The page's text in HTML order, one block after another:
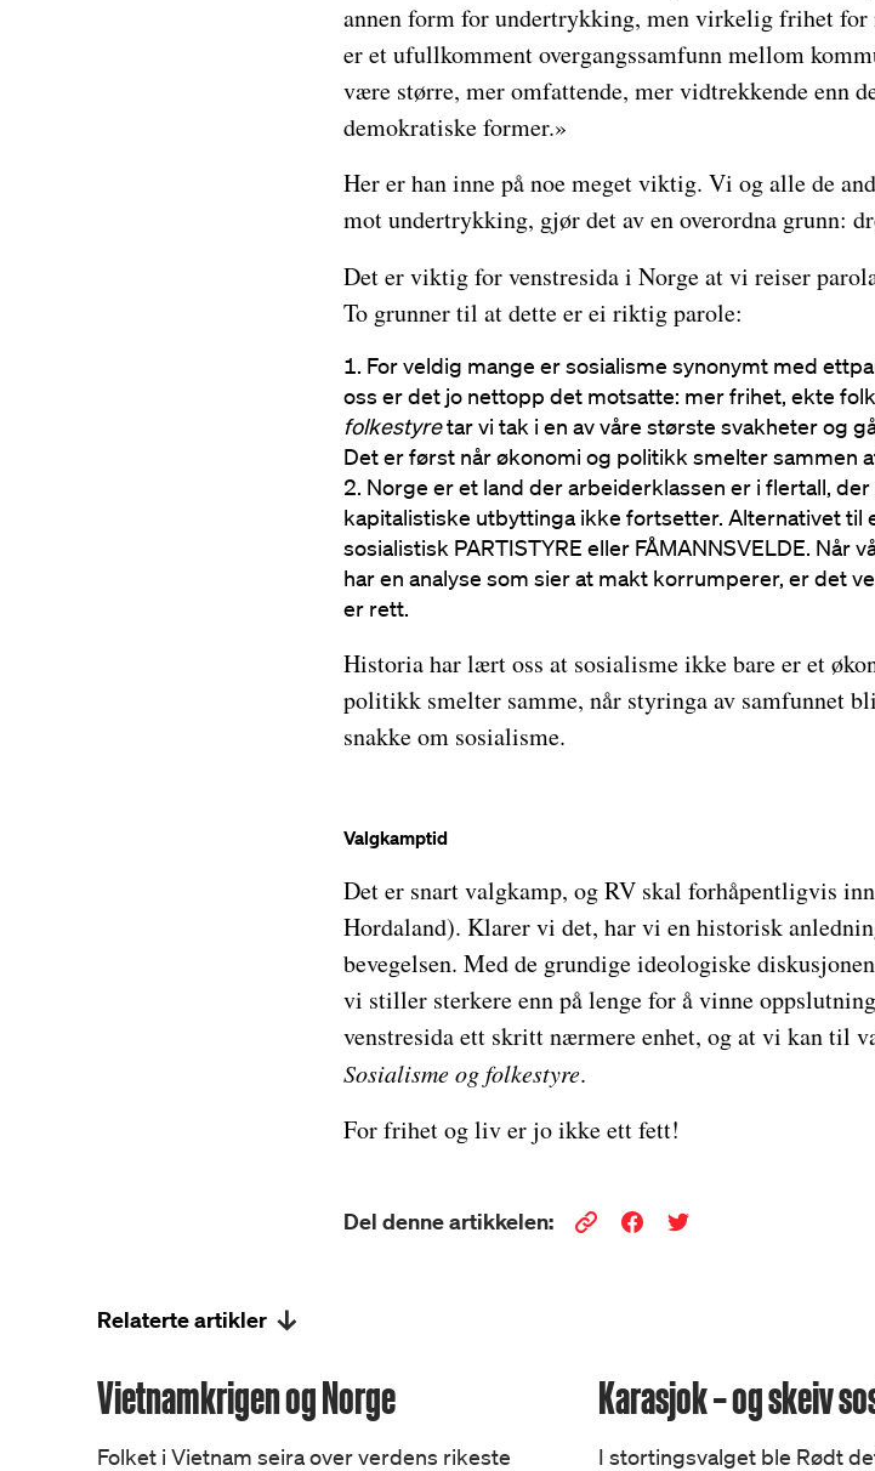
annen form for undertrykking, men virkelig frihet for
er et ufullkomment overgangssamfunn mellom
være større, mer omfattende, mer vidtrekkende enn
demokratiske former.»
Her er han inne på noe meget viktig. Vi og alle de
mot undertrykking, gjør det av en overordna grunn:
Det er viktig for venstresida i Norge at vi reiser
To grunner til at dette er ei riktig parole:
For veldig mange er sosialisme synonymt med
oss er det jo nettopp det motsatte: mer frihet, ekte
folkestyretar vi tak i en av våre største svakheter og
Det er først når økonomi og politikk smelter sammen
Norge er et land der arbeiderklassen er i flertall,
kapitalistiske utbyttinga ikke fortsetter. Alternativet til
sosialistisk PARTISTYRE eller FÅMANNSVELDE. Når
har en analyse som sier at makt korrumperer, er det
er rett.
Historia har lært oss at sosialisme ikke bare er et
politikk smelter samme, når styringa av samfunnet
snakke om sosialisme.
Valgkamptid
Det er snart valgkamp, og RV skal forhåpentligvis
Hordaland). Klarer vi det, har vi en historisk
bevegelsen. Med de grundige ideologiske
vi stiller sterkere enn på lenge for å vinne
venstresida ett skritt nærmere enhet, og at vi kan til
Sosialisme og folkestyre.
For frihet og liv er jo ikke ett fett!
Del denne artikkelen:
Relaterte artikler
Vietnamkrigen og Norge
Folket i Vietnam seira over verdens rikeste
Karasjok – og skeiv
I stortingsvalget ble Rødt